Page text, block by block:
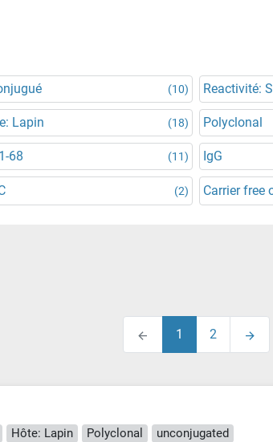
(10) Reactivité:
Lapin (18) Polyclonal
68 (11) IgG
(2) Carrier free
1 2
Hôte: Lapin Polyclonal unconjugated